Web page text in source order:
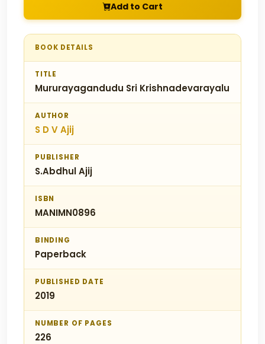
Add to Cart
BOOK DETAILS
TITLE
Mururayagandudu Sri Krishnadevarayalu
AUTHOR
S D V Ajij
PUBLISHER
S.Abdhul Ajij
ISBN
MANIMN0896
BINDING
Paperback
PUBLISHED DATE
2019
NUMBER OF PAGES
226